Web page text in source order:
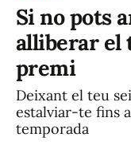
Si no pots
alliberar el
premi
Deixant el teu
estalviar-te fins
temporada